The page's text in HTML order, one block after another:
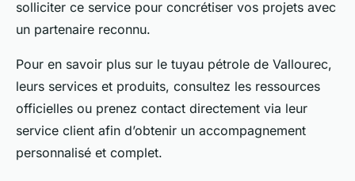
solliciter ce service pour concrétiser vos projets avec
un partenaire reconnu.
Pour en savoir plus sur le tuyau pétrole de Vallourec,
leurs services et produits, consultez les ressources
officielles ou prenez contact directement via leur
service client afin d’obtenir un accompagnement
personnalisé et complet.